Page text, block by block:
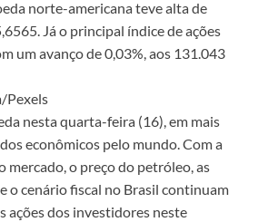
norte-americana teve alta de
Já o principal índice de ações
um avanço de 0,03%, aos 131.043
Pexels
nesta quarta-feira (16), em mais
econômicos pelo mundo. Com a
mercado, o preço do petróleo, as
o cenário fiscal no Brasil continuam
ações dos investidores neste